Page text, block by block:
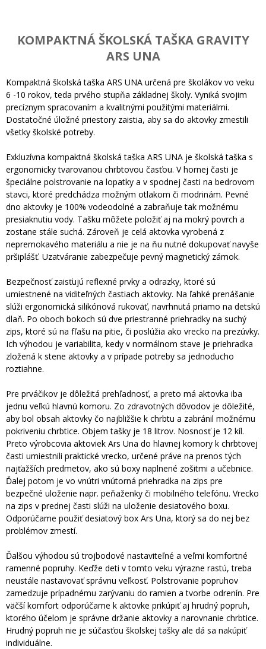
KOMPAKTNÁ ŠKOLSKÁ TAŠKA GRAVITY
ARS UNA
Kompaktná školská taška ARS UNA určená pre školákov vo veku
6 -10 rokov, teda prvého stupňa základnej školy. Vyniká svojim
precíznym spracovaním a kvalitnými použitými materiálmi.
Dostatočné úložné priestory zaistia, aby sa do aktovky zmestili
všetky školské potreby.
Exkluzívna kompaktná školská taška ARS UNA je školská taška s
ergonomicky tvarovanou chrbtovou časťou. V hornej časti je
špeciálne polstrovanie na lopatky a v spodnej časti na bedrovom
stavci, ktoré predchádza možným otlakom či modrinám. Pevné
dno aktovky je 100% vodeodolné a zabraňuje tak možnému
presiaknutiu vody. Tašku môžete položiť aj na mokrý povrch a
zostane stále suchá. Zároveň je celá aktovka vyrobená z
nepremokavého materiálu a nie je na ňu nutné dokupovať navyše
pršiplášť. Uzatváranie zabezpečuje pevný magnetický zámok.
Bezpečnosť zaisťujú reflexné prvky a odrazky, ktoré sú
umiestnené na viditeľných častiach aktovky. Na ľahké prenášanie
slúži ergonomická silikónová rukoväť, navrhnutá priamo na detskú
dlaň. Po oboch bokoch sú dve priestranné priehradky na suchý
zips, ktoré sú na fľašu na pitie, či poslúžia ako vrecko na prezúvky.
Ich výhodou je variabilita, kedy v normálnom stave je priehradka
zložená k stene aktovky a v prípade potreby sa jednoducho
roztiahne.
Pre prváčikov je dôležitá prehľadnosť, a preto má aktovka iba
jednu veľkú hlavnú komoru. Zo zdravotných dôvodov je dôležité,
aby bol obsah aktovky čo najbližšie k chrbtu a zabránil možnému
pokriveniu chrbtice. Objem tašky je 18 litrov. Nosnosť je 12 kíl.
Preto výrobcovia aktoviek Ars Una do hlavnej komory k chrbtovej
časti umiestnili praktické vrecko, určené práve na prenos tých
najťažších predmetov, ako sú boxy naplnené zošitmi a učebnice.
Ďalej potom je vo vnútri vnútorná priehradka na zips pre
bezpečné uloženie napr. peňaženky či mobilného telefónu. Vrecko
na zips v prednej časti slúži na uloženie desiatového boxu.
Odporúčame použiť desiatový box Ars Una, ktorý sa do nej bez
problémov zmestí.
Ďalšou výhodou sú trojbodové nastaviteľné a veľmi komfortné
ramenné popruhy. Keďže deti v tomto veku výrazne rastú, treba
neustále nastavovať správnu veľkosť. Polstrovanie popruhov
zamedzuje prípadnému zarývaniu do ramien a tvorbe odrenín. Pre
väčší komfort odporúčame k aktovke prikúpiť aj hrudný popruh,
ktorého účelom je správne držanie aktovky a narovnanie chrbtice.
Hrudný popruh nie je súčasťou školskej tašky ale dá sa nakúpiť
individuálne.